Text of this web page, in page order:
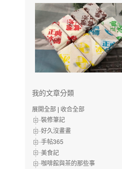
我的文章分類
展開全部 | 收合全部
裝修筆記
好久沒畫畫
手帖365
美食記
咖啡館與茶的那些事